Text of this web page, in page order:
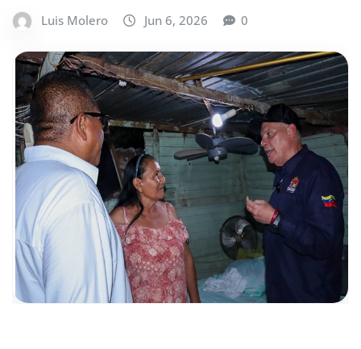
Luis Molero Jun 6, 2026 0